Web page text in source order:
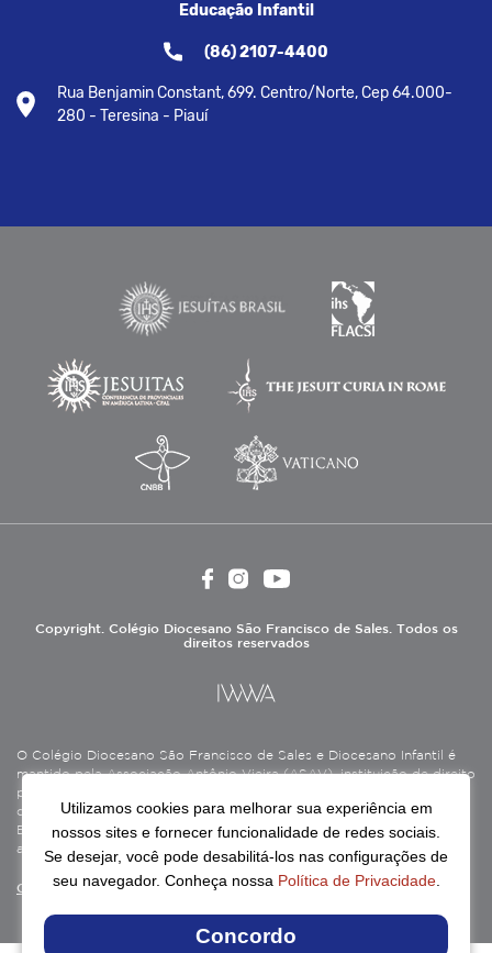
Educação Infantil
(86) 2107-4400
Rua Benjamin Constant, 699. Centro/Norte, Cep 64.000-
280 - Teresina - Piauí
Copyright. Colégio Diocesano São Francisco de Sales. Todos os
direitos reservados
O Colégio Diocesano São Francisco de Sales e Diocesano Infantil é
mantido pela Associação Antônio Vieira (ASAV), instituição de direito
privado sem fins lucrativos, filantrópica, de natureza educativa,
cultural, assistencial e beneficente, certificada como Entidade
Beneficente de Assistência Social (CEBAS), nas áreas de educação e
assistência social.
Continue lendo
Utilizamos cookies para melhorar sua experiência em
nossos sites e fornecer funcionalidade de redes sociais.
Se desejar, você pode desabilitá-los nas configurações de
seu navegador. Conheça nossa Política de Privacidade.
Concordo